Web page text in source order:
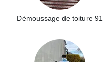
Démoussage de toiture 91